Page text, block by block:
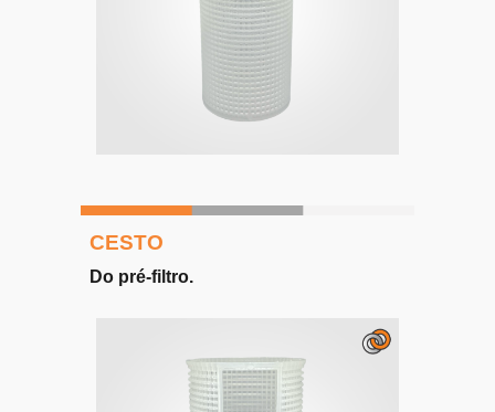
CESTO
Do pré-filtro.